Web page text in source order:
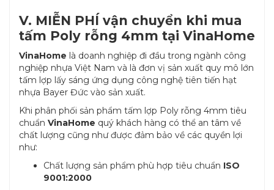
V. MIỄN PHÍ vận chuyển khi mua
tấm Poly rỗng 4mm tại VinaHome
VinaHome là doanh nghiệp đi đầu trong ngành công
nghiệp nhựa Việt Nam và là đơn vị sản xuất quy mô lớn
tấm lợp lấy sáng ứng dụng công nghệ tiên tiến hạt
nhựa Bayer Đức vào sản xuất.
Khi phân phối sản phẩm tấm lợp Poly rỗng 4mm tiêu
chuẩn VinaHome quý khách hàng có thể an tâm về
chất lượng cũng như được đảm bảo về các quyền lợi
như:
Chất lượng sản phẩm phù hợp tiêu chuẩn ISO
9001:2000